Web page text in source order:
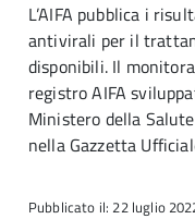
L’AIFA pubblica i
antivirali per il
disponibili. Il
registro AIFA
Ministero della
nella Gazzetta
Pubblicato il: 22 luglio